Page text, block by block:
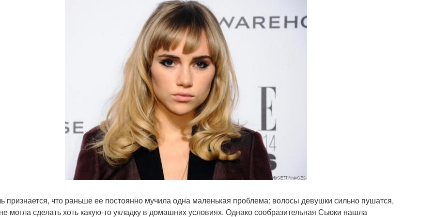
признается, что раньше ее постоянно мучила одна маленькая проблема: волосы девушки сильно пушатся,
могла сделать хоть какую-то укладку в домашних условиях. Однако сообразительная Сьюки нашла